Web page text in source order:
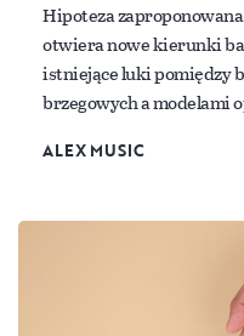
Hipoteza
otwiera nowe kierunki
istniejące luki pomiędzy
brzegowych a modelami
ALEX MUSIC